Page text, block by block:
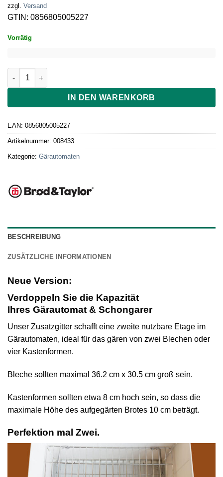
zzgl. Versand
GTIN: 0856805005227
Vorrätig
Zusatzgitter für Brod & Taylor Gärautomat V2 Menge
IN DEN WARENKORB
EAN: 0856805005227
Artikelnummer: 008433
Kategorie: Gärautomaten
BESCHREIBUNG
ZUSÄTZLICHE INFORMATIONEN
Neue Version:
Verdoppeln Sie die Kapazität
Ihres Gärautomat & Schongarer
Unser Zusatzgitter schafft eine zweite nutzbare Etage im
Gärautomaten, ideal für das gären von zwei Blechen oder
vier Kastenformen.
Bleche sollten maximal 36.2 cm x 30.5 cm groß sein.
Kastenformen sollten etwa 8 cm hoch sein, so dass die
maximale Höhe des aufgegärten Brotes 10 cm beträgt.
Perfektion mal Zwei.